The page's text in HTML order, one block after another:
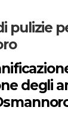
pulizie
degli